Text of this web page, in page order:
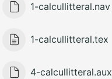
1-calcullitteral.nav
1-calcullitteral.tex
4-calcullitteral.aux